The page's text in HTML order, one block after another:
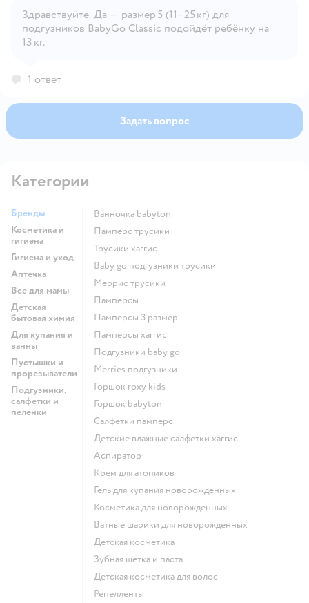
Открыть вопрос
Здравствуйте. Да — размер 5 (11–25 кг) для
подгузников BabyGo Classic подойдёт ребёнку на
13 кг.
1 ответ
Задать вопрос
Категории
Бренды
Косметика и
гигиена
Гигиена и уход
Аптечка
Все для мамы
Детская
бытовая химия
Для купания и
ванны
Пустышки и
прорезыватели
Подгузники,
салфетки и
пеленки
ванночка babyton
памперс трусики
трусики хаггис
baby go подгузники трусики
меррис трусики
памперсы
памперсы 3 размер
памперсы хаггис
подгузники baby go
merries подгузники
горшок roxy kids
горшок babyton
салфетки памперс
детские влажные салфетки хаггис
аспиратор
крем для атопиков
гель для купания новорожденных
косметика для новорожденных
ватные шарики для новорожденных
детская косметика
зубная щетка и паста
детская косметика для волос
репелленты